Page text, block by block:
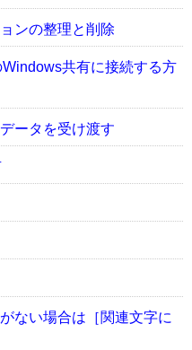
ンの整理と削除
共有に接続する方
ータを受け渡す
ない場合は［関連文字に